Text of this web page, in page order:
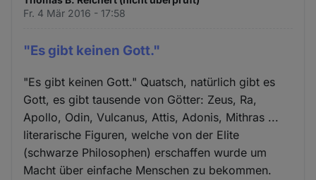
Fr. 4 Mär 2016 - 17:58
"Es gibt keinen Gott."
"Es gibt keinen Gott." Quatsch, natürlich gibt es
Gott, es gibt tausende von Götter: Zeus, Ra,
Apollo, Odin, Vulcanus, Attis, Adonis, Mithras ...
literarische Figuren, welche von der Elite
(schwarze Philosophen) erschaffen wurde um
Macht über einfache Menschen zu bekommen.